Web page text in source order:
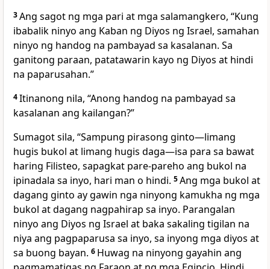
3Ang sagot ng mga pari at mga salamangkero, “Kung
ibabalik ninyo ang Kaban ng Diyos ng Israel, samahan
ninyo ng handog na pambayad sa kasalanan. Sa
ganitong paraan, patatawarin kayo ng Diyos at hindi
na paparusahan.”
4Itinanong nila, “Anong handog na pambayad sa
kasalanan ang kailangan?”
Sumagot sila, “Sampung pirasong ginto—limang
hugis bukol at limang hugis daga—isa para sa bawat
haring Filisteo, sapagkat pare-pareho ang bukol na
ipinadala sa inyo, hari man o hindi. 5Ang mga bukol at
dagang ginto ay gawin nga ninyong kamukha ng mga
bukol at dagang nagpahirap sa inyo. Parangalan
ninyo ang Diyos ng Israel at baka sakaling tigilan na
niya ang pagpaparusa sa inyo, sa inyong mga diyos at
sa buong bayan. 6 Huwag na ninyong gayahin ang